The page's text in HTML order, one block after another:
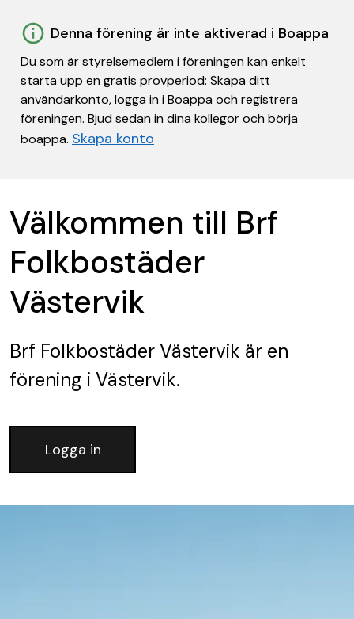
Denna förening är inte aktiverad i Boappa
Du som är styrelsemedlem i föreningen kan enkelt
starta upp en gratis provperiod: Skapa ditt
användarkonto, logga in i Boappa och registrera
föreningen. Bjud sedan in dina kollegor och börja
boappa. Skapa konto
Välkommen till Brf
Folkbostäder
Västervik
Brf Folkbostäder Västervik är en
förening i Västervik.
Logga in